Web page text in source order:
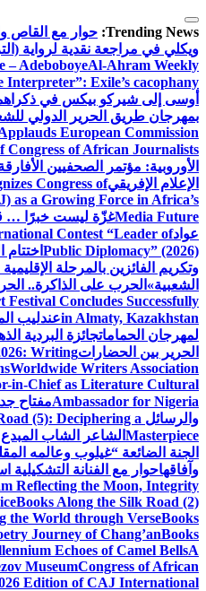
التجاوز
إلى
المحتوى
Trending News: حوار مع القاص
ويكلي في مراجعة نقدية لرواية
– AdeboboyeAl-Ahram Weekly
Interpreter”: Exile’s cacophany
أوسى إلى شيركو بيكس في ذكراه
بمهرجان طريق الحرير الدولي
European Commission
Congress of African Journalists
الإعلام الإفريقيCongress of
as a Growing Force in Africa’s
Media Futureغزّة ليست خبرًا …
عوادContest “Leader of
Public Diplomacy” (2026)
وتكريم الفائزين بالمرحلة
الشعبية» الحرب على الذاكرة..
Concludes Successfully
in Almaty, Kazakhstanعندليب
لمهرجان الحمامات
الحرير بين الحضاراتWriting
Worldwide Writers Association
in-Chief as Literature Cultural
Ambassador for Nigeriaمفتاح
والرسائل (5): Deciphering a
Masterpiece الشاعر الشاب
الجنة الضائعة “غيلوب وعالمه
وآفاقهاحوار مع الفنانة التشكيلية
Reflecting the Moon, Integrity
Books Along the Silk Road (2)
the World through VerseBooks
Journey of Chang’anBooks
Echoes of Camel BellsA
MuseumCongress of African
Edition of CAJ International